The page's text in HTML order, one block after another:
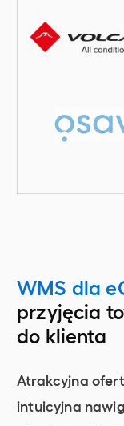
WMS dla
przyjęcia
do klienta
Atrakcyjna
intuicyjna